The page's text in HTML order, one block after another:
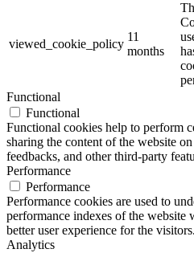
viewed_cookie_policy
11
months
Functional
Functional
Functional cookies help to perform
sharing the content of the website
feedbacks, and other third-party
Performance
Performance
Performance cookies are used to
performance indexes of the website
better user experience for the visitors.
Analytics